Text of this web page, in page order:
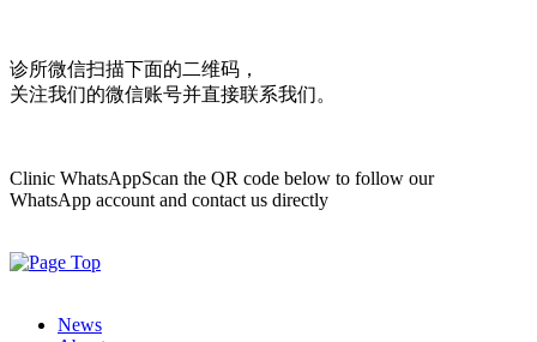
诊所微信扫描下面的二维码，
关注我们的微信账号并直接联系我们。
Clinic WhatsAppScan the QR code below to follow our
WhatsApp account and contact us directly
News